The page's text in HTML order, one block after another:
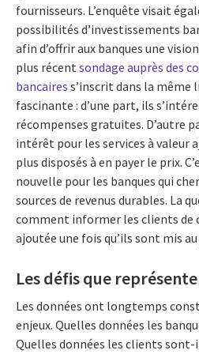
fournisseurs. L’enquête visait
possibilités d’investissements
afin d’offrir aux banques une
plus récent sondage auprès des
bancaires s’inscrit dans la même
fascinante : d’une part, ils
récompenses gratuites. D’autre
intérêt pour les services à valeur
plus disposés à en payer le prix.
nouvelle pour les banques qui
sources de revenus durables. La
comment informer les clients de
ajoutée une fois qu’ils sont mis
Les défis que
Les données ont longtemps
enjeux. Quelles données les
Quelles données les clients